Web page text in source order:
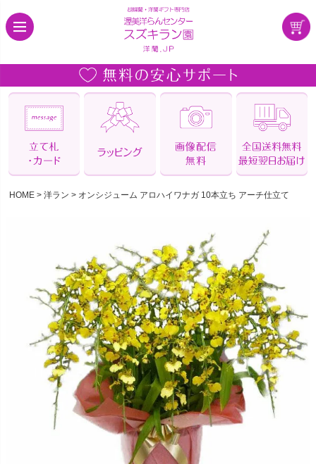
HOME 洋ラン オンシジューム アロハイワナガ 10本立ち アーチ仕立て